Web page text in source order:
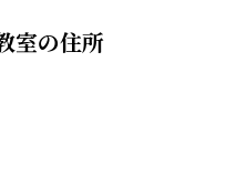
室の住所